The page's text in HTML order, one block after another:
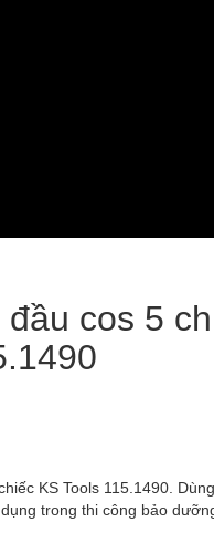
cos 5
KS Tools 115.1490.
trong thi công bảo